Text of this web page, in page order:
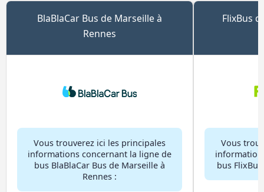
BlaBlaCar Bus de Marseille à
Rennes
Vous trouverez ici les principales
informations concernant la ligne de
bus BlaBlaCar Bus de Marseille à
Rennes :
FlixBus
Vous
bus